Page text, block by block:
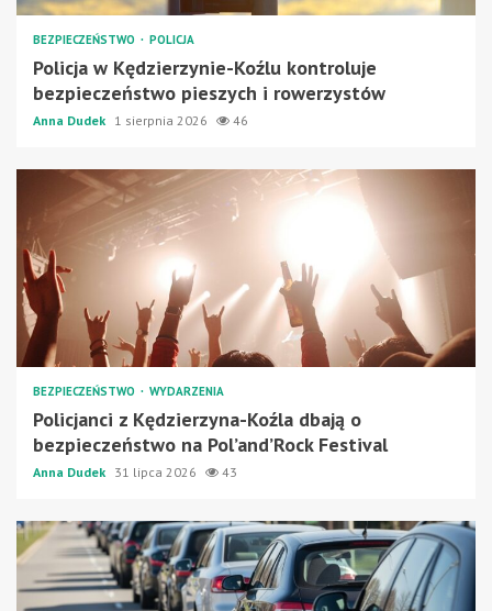
BEZPIECZEŃSTWO POLICJA
Policja w Kędzierzynie-Koźlu kontroluje
bezpieczeństwo pieszych i rowerzystów
Anna Dudek 1 sierpnia 2026 46
BEZPIECZEŃSTWO WYDARZENIA
Policjanci z Kędzierzyna-Koźla dbają o
bezpieczeństwo na Pol’and’Rock Festival
Anna Dudek 31 lipca 2026 43